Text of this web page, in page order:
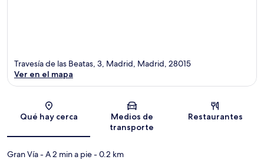
Sección del mapa
Travesía de las Beatas, 3, Madrid, Madrid, 28015
Ver en el mapa
Qué hay cerca
Medios de
transporte
Restaurantes
Gran Vía- A 2 min a pie- 0.2 km